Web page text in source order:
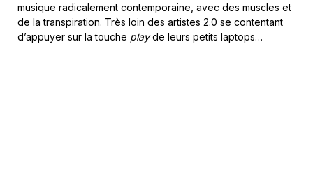
musique radicalement contemporaine, avec des muscles et
de la transpiration. Très loin des artistes 2.0 se contentant
d’appuyer sur la touche playde leurs petits laptops…